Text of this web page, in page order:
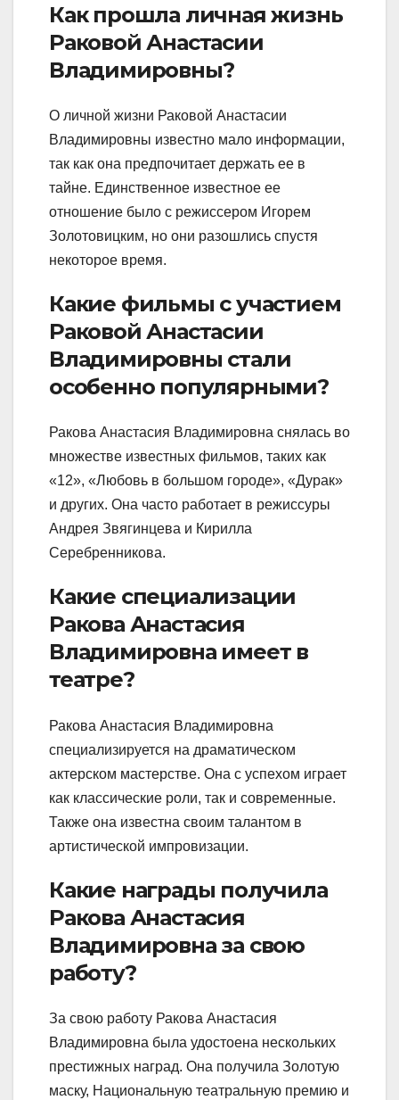
Как прошла личная жизнь
Раковой Анастасии
Владимировны?
О личной жизни Раковой Анастасии
Владимировны известно мало информации,
так как она предпочитает держать ее в
тайне. Единственное известное ее
отношение было с режиссером Игорем
Золотовицким, но они разошлись спустя
некоторое время.
Какие фильмы с участием
Раковой Анастасии
Владимировны стали
особенно популярными?
Ракова Анастасия Владимировна снялась во
множестве известных фильмов, таких как
«12», «Любовь в большом городе», «Дурак»
и других. Она часто работает в режиссуры
Андрея Звягинцева и Кирилла
Серебренникова.
Какие специализации
Ракова Анастасия
Владимировна имеет в
театре?
Ракова Анастасия Владимировна
специализируется на драматическом
актерском мастерстве. Она с успехом играет
как классические роли, так и современные.
Также она известна своим талантом в
артистической импровизации.
Какие награды получила
Ракова Анастасия
Владимировна за свою
работу?
За свою работу Ракова Анастасия
Владимировна была удостоена нескольких
престижных наград. Она получила Золотую
маску, Национальную театральную премию и